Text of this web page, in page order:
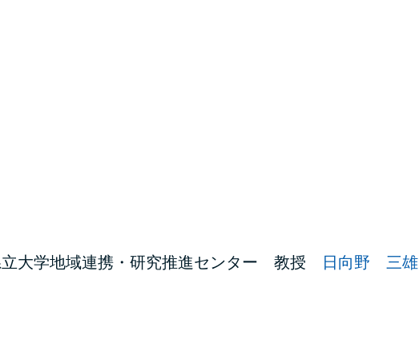
大学地域連携・研究推進センター 教授 日向野 三雄